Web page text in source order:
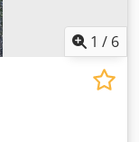
1 / 6